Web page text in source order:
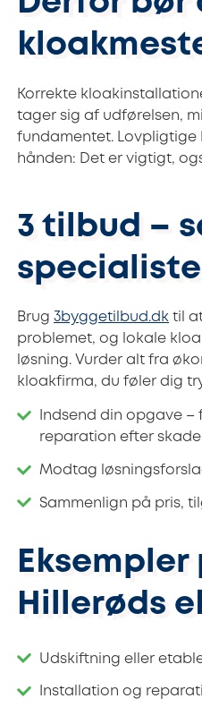
Korrekte
tager sig af udførelsen,
fundamentet. Lovpligtige
hånden: Det er vigtigt,
3 tilbud –
Brug 3byggetilbud.dk til
problemet, og lokale
løsning. Vurder alt fra
kloakfirma, du føler dig
Indsend din opgave
reparation efter
Modtag
Sammenlign på pris,
Hillerøds
Udskiftning eller
Installation og